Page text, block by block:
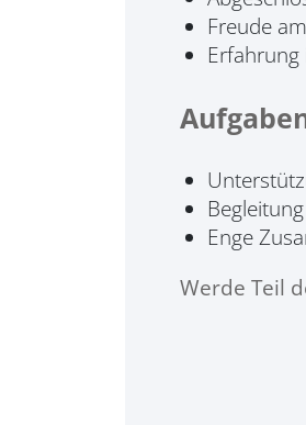
Freude
Erfahrung
Enge
Werde Teil